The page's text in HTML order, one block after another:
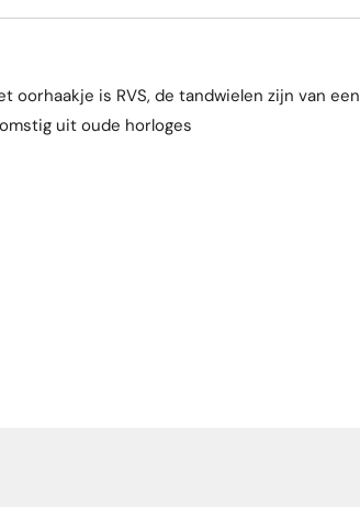
oorhaakje is RVS, de tandwielen zijn van een
uit oude horloges